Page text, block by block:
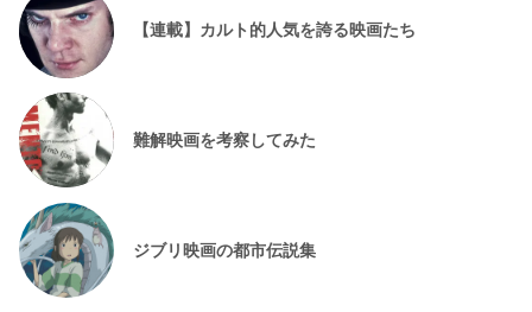
【連載】カルト的人気を誇る映画たち
難解映画を考察してみた
ジブリ映画の都市伝説集